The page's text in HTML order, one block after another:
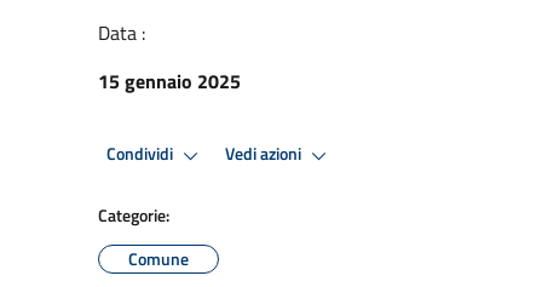
Data :
15 gennaio 2025
Condividi Vedi azioni
Categorie:
Comune